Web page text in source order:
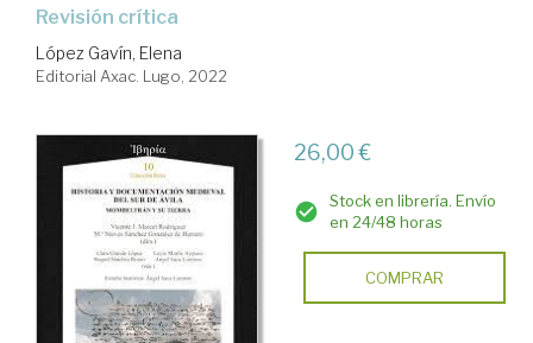
revisión crítica
López Gavín, Elena
Editorial Axac. Lugo, 2022
26,00 €
Stock en librería. Envío
en 24/48 horas
COMPRAR